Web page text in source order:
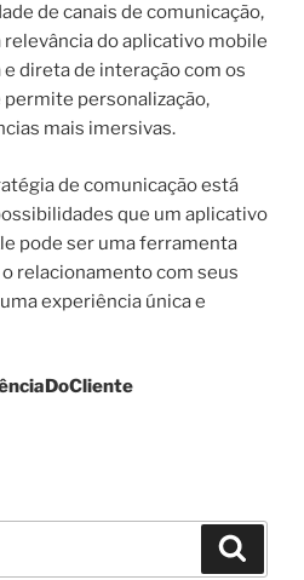
de canais de comunicação,
do aplicativo mobile
direta de interação com os
permite personalização,
mais imersivas.
de comunicação está
que um aplicativo
pode ser uma ferramenta
relacionamento com seus
experiência única e